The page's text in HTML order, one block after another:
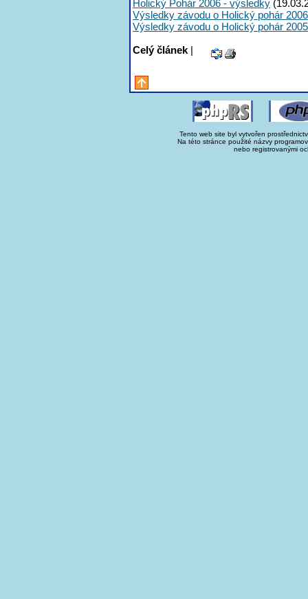
Holický Pohár 2006 - výsledky
Výsledky závodu o Holický pohár 2006
Výsledky závodu o Holický pohár 2005
Celý článek |
Tento web site byl vytvořen
Na této stránce použité názvy
nebo registrovanými